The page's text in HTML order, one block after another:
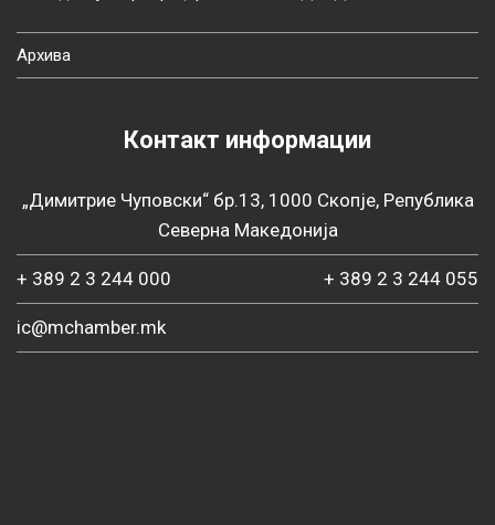
Архива
Контакт информации
„Димитрие Чуповски“ бр.13, 1000 Скопје, Република
Северна Македонија
+ 389 2 3 244 000 + 389 2 3 244 055
ic@mchamber.mk